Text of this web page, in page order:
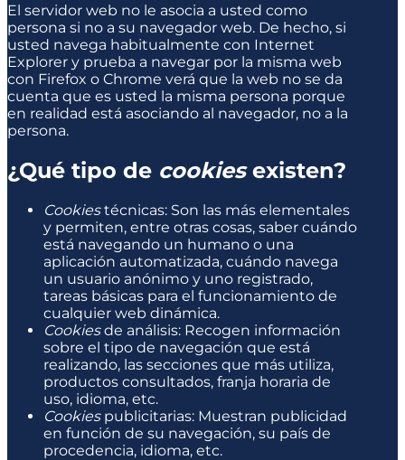
El servidor web no le asocia a usted como
persona si no a su navegador web. De hecho, si
usted navega habitualmente con Internet
Explorer y prueba a navegar por la misma web
con Firefox o Chrome verá que la web no se da
cuenta que es usted la misma persona porque
en realidad está asociando al navegador, no a la
persona.
¿Qué tipo de cookiesexisten?
Cookiestécnicas: Son las más elementales
y permiten, entre otras cosas, saber cuándo
está navegando un humano o una
aplicación automatizada, cuándo navega
un usuario anónimo y uno registrado,
tareas básicas para el funcionamiento de
cualquier web dinámica.
Cookiesde análisis: Recogen información
sobre el tipo de navegación que está
realizando, las secciones que más utiliza,
productos consultados, franja horaria de
uso, idioma, etc.
Cookiespublicitarias: Muestran publicidad
en función de su navegación, su país de
procedencia, idioma, etc.